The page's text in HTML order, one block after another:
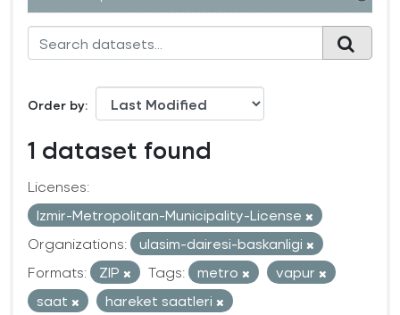
Order by
1 dataset found
Licenses:
Izmir-Metropolitan-Municipality-License
Organizations:
ulasim-dairesi-baskanligi
Formats:
ZIP Tags: metro
vapur
saat
hareket saatleri